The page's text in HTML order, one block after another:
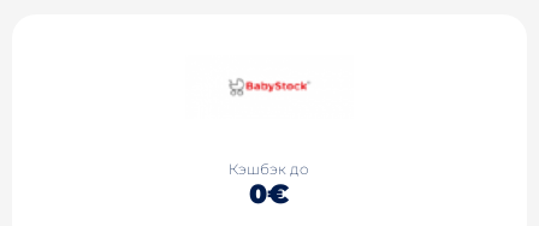
Кэшбэк до
0€